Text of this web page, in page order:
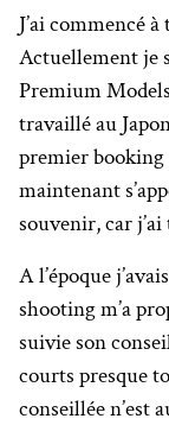
J’ai commencé
Actuellement je
Premium
travaillé au
premier
maintenant
souvenir, car
A l’époque
shooting m’a
suivie son
courts presque
conseillée n’est